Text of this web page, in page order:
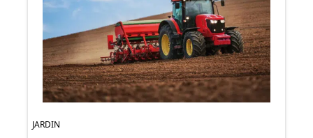
JARDIN